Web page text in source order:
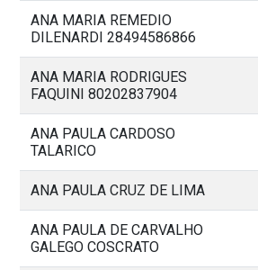
ANA MARIA REMEDIO
DILENARDI 28494586866
ANA MARIA RODRIGUES
FAQUINI 80202837904
ANA PAULA CARDOSO
TALARICO
ANA PAULA CRUZ DE LIMA
ANA PAULA DE CARVALHO
GALEGO COSCRATO